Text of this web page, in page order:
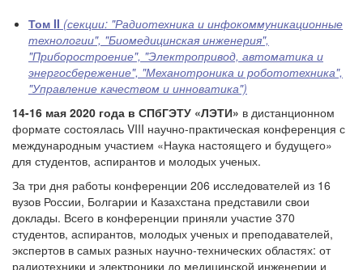
Том II (секции: "Радиотехника и инфокоммуникационные
технологии", "Биомедицинская инженерия",
"Приборостроение", "Электропривод, автоматика и
энергосбережение", "Механотроника и робототехника",
"Управление качеством и инноватика")
14-16 мая 2020 года в СПбГЭТУ «ЛЭТИ» в дистанционном
формате состоялась VIII научно-практическая конференция с
международным участием «Наука настоящего и будущего»
для студентов, аспирантов и молодых ученых.
За три дня работы конференции 206 исследователей из 16
вузов России, Болгарии и Казахстана представили свои
доклады. Всего в конференции приняли участие 370
студентов, аспирантов, молодых ученых и преподавателей,
экспертов в самых разных научно-технических областях: от
радиотехники и электроники до медицинской инженерии и